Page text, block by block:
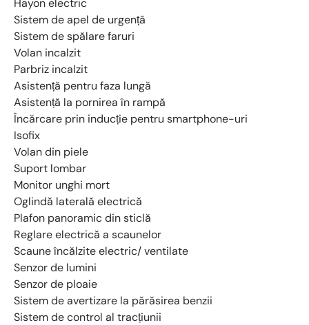
Hayon electric
Sistem de apel de urgență
Sistem de spălare faruri
Volan incalzit
Parbriz incalzit
Asistență pentru faza lungă
Asistență la pornirea în rampă
Încărcare prin inducție pentru smartphone-uri
Isofix
Volan din piele
Suport lombar
Monitor unghi mort
Oglindă laterală electrică
Plafon panoramic din sticlă
Reglare electrică a scaunelor
Scaune încălzite electric/ ventilate
Senzor de lumini
Senzor de ploaie
Sistem de avertizare la părăsirea benzii
Sistem de control al tracțiunii